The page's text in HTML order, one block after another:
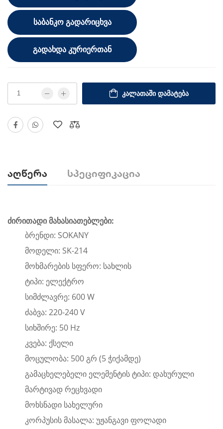
ᲡᲐᲑᲐᲜᲙᲝ ᲒᲐᲓᲐᲠᲘᲪᲮᲕᲐ
ᲒᲐᲓᲐᲮᲓᲐ ᲙᲣᲠᲘᲔᲠᲗᲐᲜ
ᲙᲐᲚᲐᲗᲐᲨᲘ ᲓᲐᲛᲐᲢᲔᲑᲐ
Აღწერა Სპეციფიკაცია
ძირითადი მახასიათებლები:
ბრენდი: SOKANY
მოდელი: SK-214
მოხმარების სფერო: სახლის
ტიპი: ელექტრო
სიმძლავრე: 600 W
ძაბვა: 220-240 V
სიხშირე: 50 Hz
კვება: ქსელი
მოცულობა: 500 გრ (5 ჭიქამდე)
გამაცხელებელი ელემენტის ტიპი: დახურული
მარტივად რეცხვადი
მოხსნადი სახელური
კორპუსის მასალა: უჟანგავი ფოლადი